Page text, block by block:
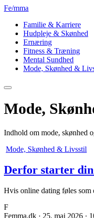
Fe/mma
Familie & Karriere
Hudpleje & Skønhed
Ernæring
Fitness & Træning
Mental Sundhed
Mode, Skønhed &
Mode,
Indhold om mode, skønhed
Mode, Skønhed & Livsstil
Derfor starter
Hvis online dating føles
F
Femma.dk · 25. maj 2026 ·